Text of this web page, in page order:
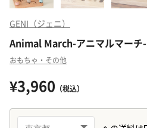
GENI（ジェニ）
Animal March-アニマルマーチ-
おもちゃ・その他
¥3,960 （税込）